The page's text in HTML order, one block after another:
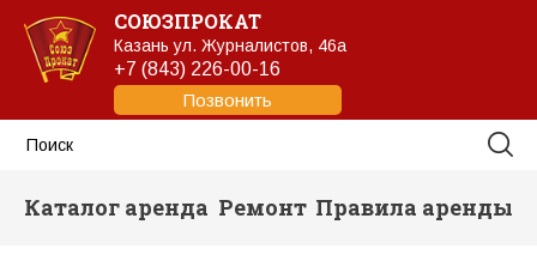
СОЮЗПРОКАТ
Казань ул. Журналистов, 46а
+7 (843) 226-00-16
Позвонить
Каталог аренда Ремонт Правила аренды